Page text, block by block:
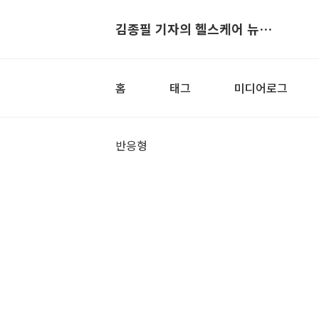
김종필 기자의 헬스케어 뉴스▶
홈 태그 미디어로그
반응형